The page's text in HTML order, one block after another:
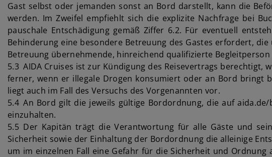
Gast selbst oder jemanden sonst an Bord darstellt, kann die
werden. Im Zweifel empfiehlt sich die explizite Nachfrage bei
pauschale Entschädigung gemäß Ziffer 6.2. Für eventuell
Behinderung eine besondere Betreuung des Gastes erfordert,
Betreuung übernehmende, hinreichend qualifizierte
5.3 AIDA Cruises ist zur Kündigung des Reisevertrags
ferner, wenn er illegale Drogen konsumiert oder an Bord bringt
liegt auch im Fall des Versuchs des Vorgenannten vor.
5.4 An Bord gilt die jeweils gültige Bordordnung, die auf
einzuhalten.
5.5 Der Kapitän trägt die Verantwortung für alle Gäste und
Sicherheit sowie der Einhaltung der Bordordnung die alleinige
um im einzelnen Fall eine Gefahr für die Sicherheit und